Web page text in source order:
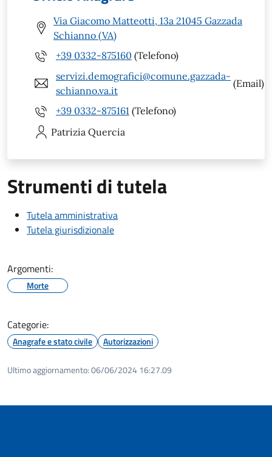
Via Giacomo Matteotti, 13a 21045 Gazzada
Schianno (VA)
+39 0332-875160 (Telefono)
servizi.demografici@comune.gazzada-
schianno.va.it
(Email)
+39 0332-875161 (Telefono)
Patrizia Quercia
Strumenti di tutela
Tutela amministrativa
Tutela giurisdizionale
Argomenti:
Morte
Categorie:
Anagrafe e stato civile Autorizzazioni
Ultimo aggiornamento:06/06/2024 16:27.09